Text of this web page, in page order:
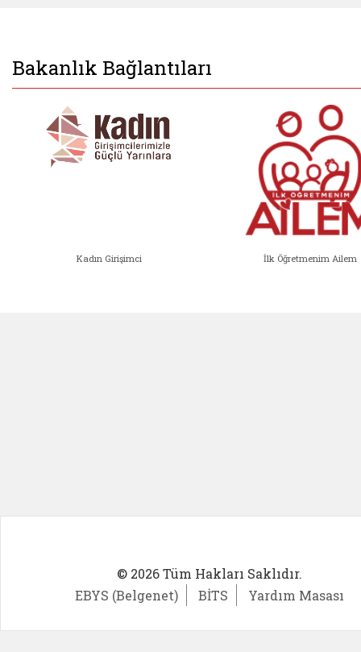
Bakanlık Bağlantıları
Kadın Girişimci İlk Öğretmenim Ailem
© 2026 Tüm Hakları Saklıdır.
EBYS (Belgenet)
BİTS Yardım Masası